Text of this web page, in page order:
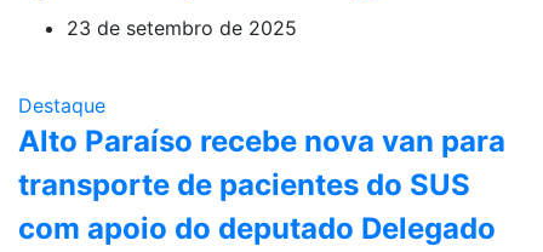
23 de setembro de 2025
Destaque
Alto Paraíso recebe nova van para
transporte de pacientes do SUS
com apoio do deputado Delegado